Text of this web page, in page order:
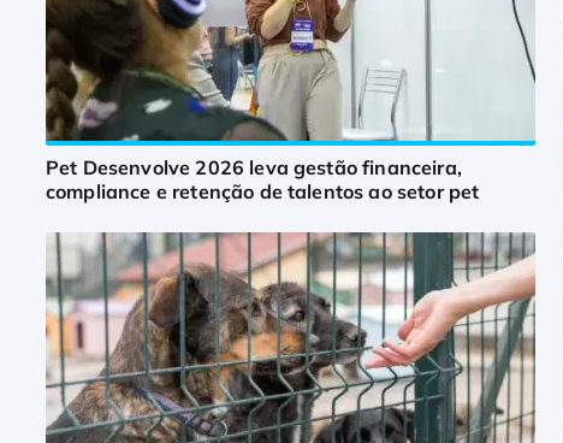
Pet Desenvolve 2026 leva gestão financeira,
compliance e retenção de talentos ao setor pet